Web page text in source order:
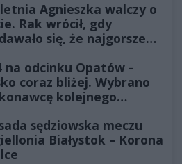
Agnieszka walczy o
Rak wrócił, gdy
się, że najgorsze
na odcinku Opatów -
coraz bliżej. Wybrano
kolejnego
sędziowska meczu
Białystok – Korona